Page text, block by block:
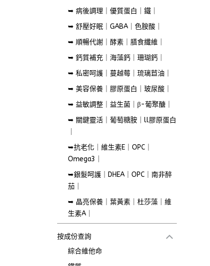
➥ 病後調理｜優質蛋白｜鐵｜
➥ 舒壓好眠｜GABA｜色胺酸｜
➥ 順暢代謝｜酵素｜膳食纖維｜
➥ 鈣質補充｜海藻鈣｜珊瑚鈣｜
➥ 私密呵護｜蔓越莓｜琉璃苣油｜
➥ 美容保養｜膠原蛋白｜玻尿酸｜
➥ 益敏調整｜益生菌｜β-葡聚醣｜
➥ 關鍵靈活｜葡萄糖胺｜ll膠原蛋白
➥抗老化｜維生素E｜OPC｜
Omega3｜
➥銀髮呵護｜DHEA｜OPC｜南非醉
茄｜
➥ 晶亮保養｜葉黃素｜杜莎藻｜維
生素A｜
按成份查詢
綜合維他命